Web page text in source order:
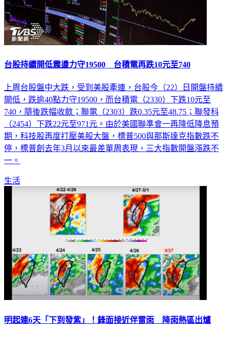
台股持續開低震盪力守19500 台積電再跌10元至740
上周台股盤中大跌，受到美股牽連，台股今（22）日開盤持續
開低，跌逾40點力守19500，而台積電（2330）下跌10元至
740，隨後跌幅收斂；聯電（2303）跌0.35元至48.75；聯發科
（2454）下跌22元至971元。由於美國聯準會一再降低降息預
期，科技股再度打壓美股大盤，標普500與那斯達克指數跌不
停，標普創去年3月以來最差單周表現，三大指數開盤漲跌不
一。
生活
明起連6天「下到發紫」！鋒面接近伴雷雨 降雨熱區出爐